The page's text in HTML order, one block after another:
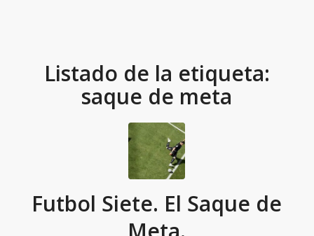
Listado de la etiqueta:
saque de meta
Futbol Siete. El Saque de